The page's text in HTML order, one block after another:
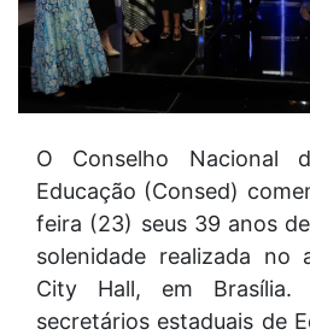
O Conselho Nacional
Educação (Consed)
feira (23) seus 39 anos
solenidade realizada no
City Hall, em Brasília.
secretários estaduais de